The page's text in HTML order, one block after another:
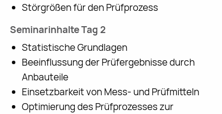
Störgrößen für den Prüfprozess
Seminarinhalte Tag 2
Statistische Grundlagen
Beeinflussung der Prüfergebnisse durch
Anbauteile
Einsetzbarkeit von Mess- und Prüfmitteln
Optimierung des Prüfprozesses zur